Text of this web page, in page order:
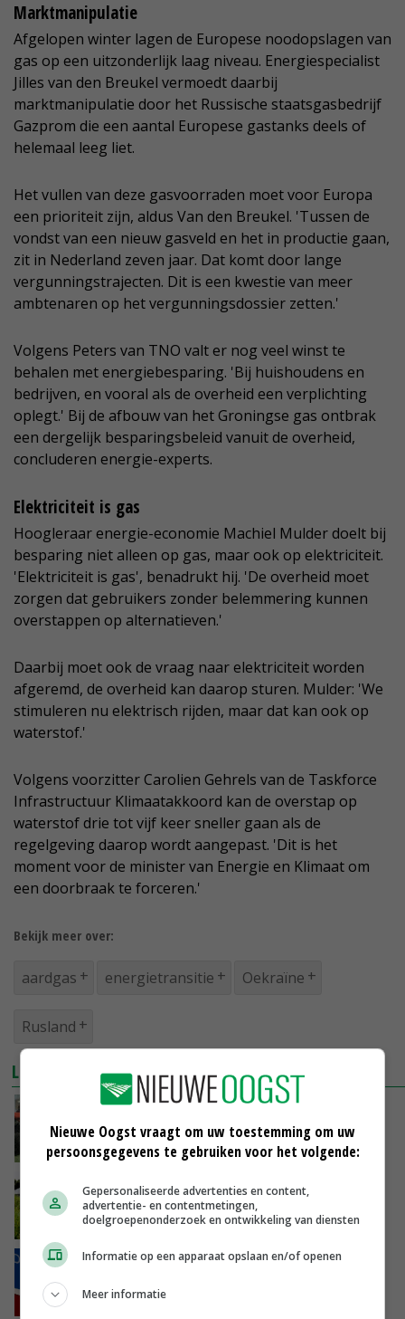
Marktmanipulatie
Afgelopen winter lagen de Europese noodopslagen van
gas op een uitzonderlijk laag niveau. Energiespecialist
Jilles van den Breukel vermoedt daarbij
marktmanipulatie door het Russische staatsgasbedrijf
Gazprom die een aantal Europese gastanks deels of
helemaal leeg liet.
Het vullen van deze gasvoorraden moet voor Europa
een prioriteit zijn, aldus Van den Breukel. 'Tussen de
vondst van een nieuw gasveld en het in productie gaan,
zit in Nederland zeven jaar. Dat komt door lange
vergunningstrajecten. Dit is een kwestie van meer
ambtenaren op het vergunningsdossier zetten.'
Volgens Peters van TNO valt er nog veel winst te
behalen met energiebesparing. 'Bij huishoudens en
bedrijven, en vooral als de overheid een verplichting
oplegt.' Bij de afbouw van het Groningse gas ontbrak
een dergelijk besparingsbeleid vanuit de overheid,
concluderen energie-experts.
Elektriciteit is gas
Hoogleraar energie-economie Machiel Mulder doelt bij
besparing niet alleen op gas, maar ook op elektriciteit.
'Elektriciteit is gas', benadrukt hij. 'De overheid moet
zorgen dat gebruikers zonder belemmering kunnen
overstappen op alternatieven.'
Daarbij moet ook de vraag naar elektriciteit worden
afgeremd, de overheid kan daarop sturen. Mulder: 'We
stimuleren nu elektrisch rijden, maar dat kan ook op
waterstof.'
Volgens voorzitter Carolien Gehrels van de Taskforce
Infrastructuur Klimaatakkoord kan de overstap op
waterstof drie tot vijf keer sneller gaan als de
regelgeving daarop wordt aangepast. 'Dit is het
moment voor de minister van Energie en Klimaat om
een doorbraak te forceren.'
Bekijk meer over:
aardgas energietransitie Oekraïne
Rusland
LEES OOK
Yara verlaagt kunstmestproductie vanwege
gasprijs
09-03-2022
EU vraagt landbouw om verdubbeling
biogasproductie
08-03-2022
Gas en diesel weer duurder door oorlog in
08-03-2022
Nieuwe Oogst vraagt om uw toestemming om uw
persoonsgegevens te gebruiken voor het volgende:
Gepersonaliseerde advertenties en content,
advertentie- en contentmetingen,
doelgroepenonderzoek en ontwikkeling van diensten
Informatie op een apparaat opslaan en/of openen
Meer informatie